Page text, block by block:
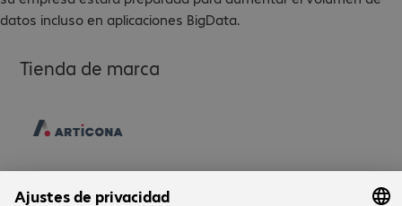
datos incluso en aplicaciones BigData.
Tienda de marca